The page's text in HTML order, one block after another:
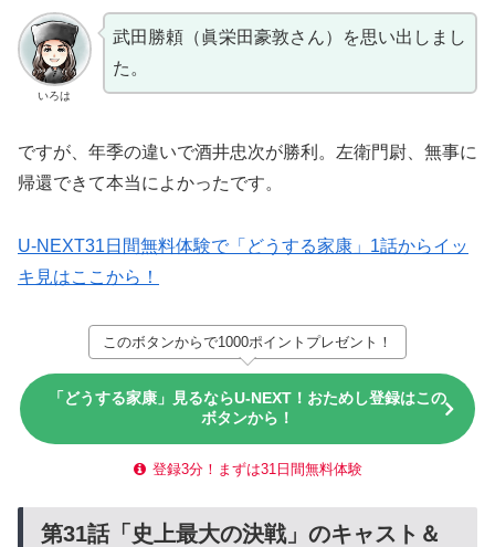
いろは
武田勝頼（眞栄田豪敦さん）を思い出しまし
た。
ですが、年季の違いで酒井忠次が勝利。左衛門尉、無事に
帰還できて本当によかったです。
U-NEXT31日間無料体験で「どうする家康」1話からイッ
キ見はここから！
このボタンからで1000ポイントプレゼント！
「どうする家康」見るならU-NEXT！おためし登録はこの
ボタンから！
登録3分！まずは31日間無料体験
第31話「史上最大の決戦」のキャスト＆